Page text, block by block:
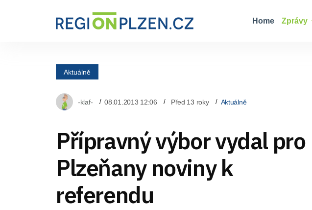
Home Zprávy
Aktuálně
-klaf- 08.01.2013 12:06 Před 13 roky Aktuálně
Přípravný výbor vydal pro
Plzeňany noviny k
referendu